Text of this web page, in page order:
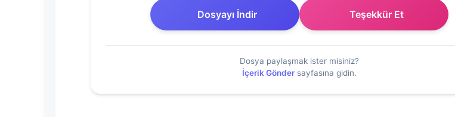
2022
Dosyasını
Dosyayı İndir Teşekkür Et
Dosya paylaşmak ister misiniz?
İçerik Gönder sayfasına gidin.